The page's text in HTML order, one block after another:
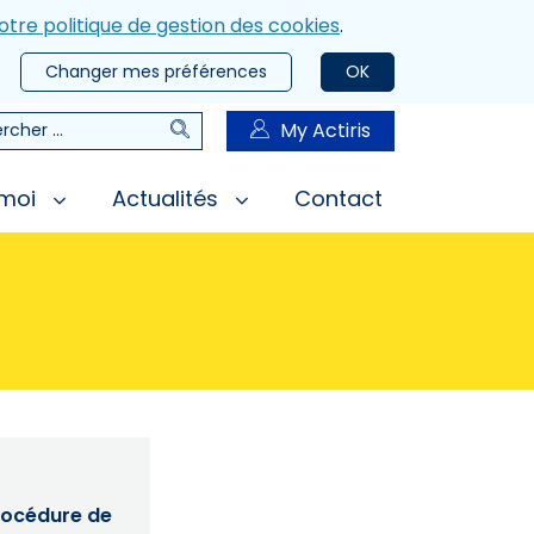
politique de gestion des cookies.
OK
Changer mes préférences
RechercherMy Actiris
Actualités Contact
de